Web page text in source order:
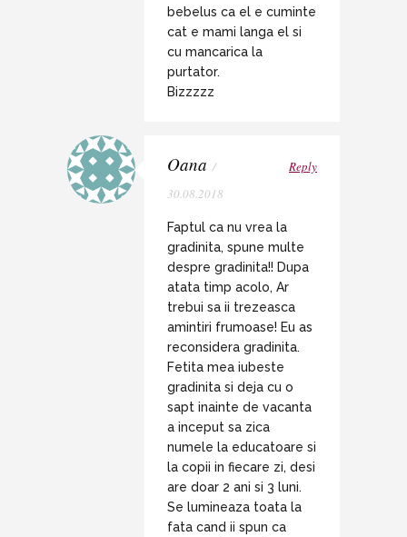
bebelus ca el e cuminte
cat e mami langa el si
cu mancarica la
purtator.
Bizzzzz
Oana /
30.08.2018
Reply
Faptul ca nu vrea la
gradinita, spune multe
despre gradinita!! Dupa
atata timp acolo, Ar
trebui sa ii trezeasca
amintiri frumoase! Eu as
reconsidera gradinita.
Fetita mea iubeste
gradinita si deja cu o
sapt inainte de vacanta
a inceput sa zica
numele la educatoare si
la copii in fiecare zi, desi
are doar 2 ani si 3 luni.
Se lumineaza toata la
fata cand ii spun ca